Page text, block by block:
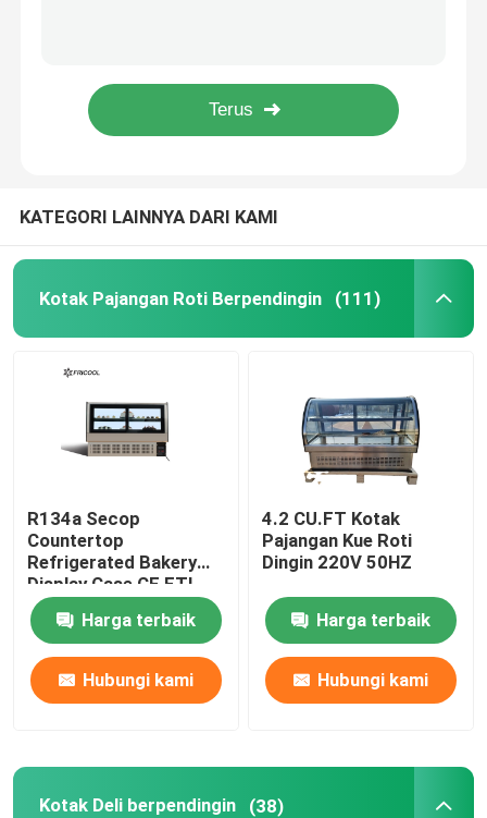
Jangkauan Di Kulkas
Meja Persiapan Didinginkan
Kulkas Tirai Udara
pendingin tampilan daging
Dispenser Minuman Beku
Walk In Cooler
KATEGORI LAINNYA DARI KAMI
Kotak Pajangan Roti Berpendingin (111)
R134a Secop
Countertop
Refrigerated Bakery
Display Case CE ETL
Harga terbaik
Hubungi kami
4.2 CU.FT Kotak
Pajangan Kue Roti
Dingin 220V 50HZ
Harga terbaik
Hubungi kami
Kotak Deli berpendingin (38)